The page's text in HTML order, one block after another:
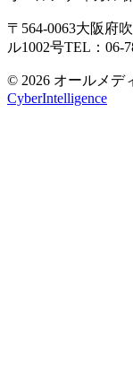
〒564-0063大阪府
ル1002号TEL：06-
© 2026 オールメデ
CyberIntelligence